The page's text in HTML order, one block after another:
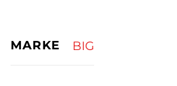
MARKE BIG